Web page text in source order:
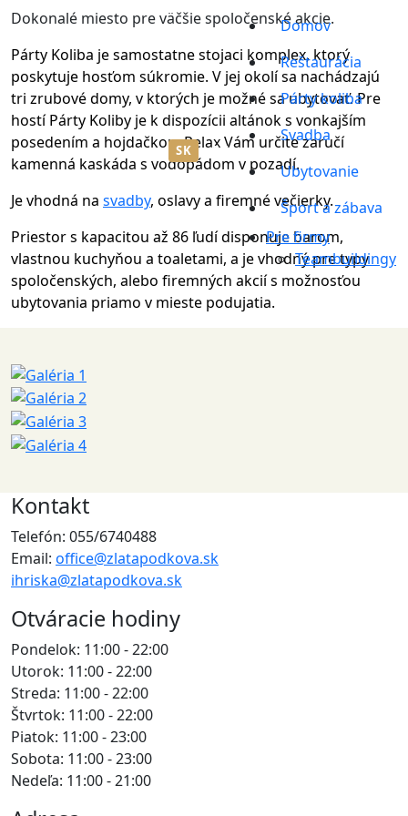
Domov
Reštaurácia
Párty koliba
Svadba
Ubytovanie
Šport a zábava
Pre firmy
Teambuildingy
SK | EN
Dokonalé miesto pre väčšie spoločenské akcie.
Párty Koliba je samostatne stojaci komplex, ktorý
poskytuje hosťom súkromie. V jej okolí sa nachádzajú
tri zrubové domy, v ktorých je možné sa ubytovať. Pre
hostí Párty Koliby je k dispozícii altánok s vonkajším
posedením a hojdačkou. Relax Vám určite zaručí
kamenná kaskáda s vodopádom v pozadí.
Je vhodná na svadby, oslavy a firemné večierky.
Priestor s kapacitou až 86 ľudí disponuje barom,
vlastnou kuchyňou a toaletami, a je vhodný pre typy
spoločenských, alebo firemných akcií s možnosťou
ubytovania priamo v mieste podujatia.
Kontakt
Telefón: 055/6740488
Email: office@zlatapodkova.sk
ihriska@zlatapodkova.sk
Otváracie hodiny
Pondelok: 11:00 - 22:00
Utorok: 11:00 - 22:00
Streda: 11:00 - 22:00
Štvrtok: 11:00 - 22:00
Piatok: 11:00 - 23:00
Sobota: 11:00 - 23:00
Nedeľa: 11:00 - 21:00